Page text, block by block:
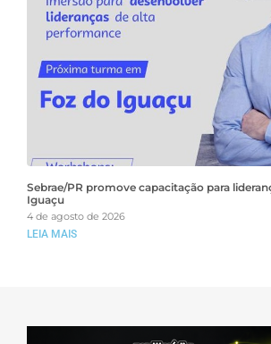
Sebrae/PR promove capacitação para
Iguaçu
4 de agosto de 2026
LEIA MAIS